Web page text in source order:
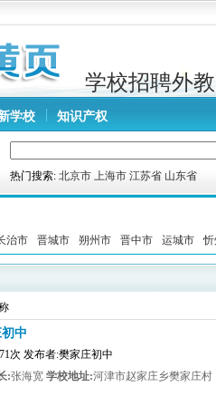
学校招聘外教
学校 知识产权
热门搜索: 北京市 上海市 江苏省 山东省
治市 晋城市 朔州市 晋中市 运城市
中
次 发布者:樊家庄初中
:张海宽 学校地址:河津市赵家庄乡樊家庄村